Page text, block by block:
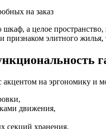
а целое
признаком элитного жилья,
акцентом на эргономику
движения,
секций хранения.